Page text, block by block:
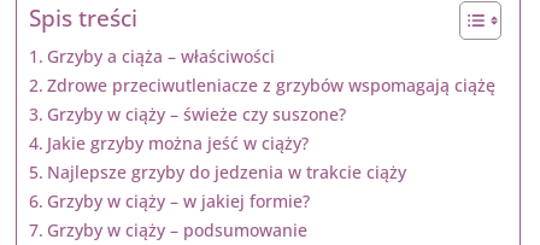
Spis treści
Grzyby a ciąża – właściwości
Zdrowe przeciwutleniacze z grzybów wspomagają ciążę
Grzyby w ciąży – świeże czy suszone?
Jakie grzyby można jeść w ciąży?
Najlepsze grzyby do jedzenia w trakcie ciąży
Grzyby w ciąży – w jakiej formie?
Grzyby w ciąży – podsumowanie